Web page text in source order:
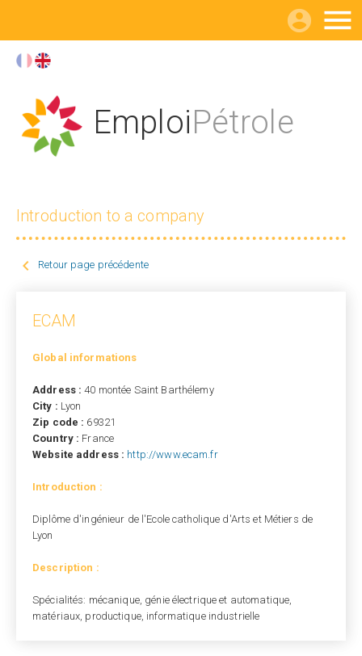

EmploiPétrole
Introduction to a company
 Retour page précédente
ECAM
Global informations
Address :40 montée Saint Barthélemy
City : Lyon
Zip code : 69321
Country : France
Website address : http://www.ecam.fr
Introduction :
Diplôme d'ingénieur de l'Ecole catholique d'Arts et Métiers de
Lyon
Description :
Spécialités: mécanique, génie électrique et automatique,
matériaux, productique, informatique industrielle